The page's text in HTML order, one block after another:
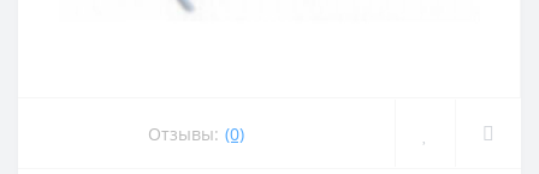
Отзывы: (0)